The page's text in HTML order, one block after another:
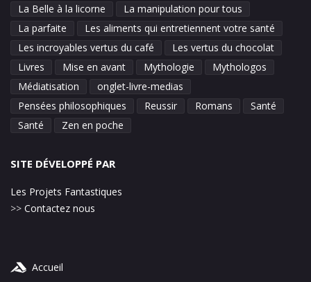
La Belle à la licorne
La manipulation pour tous
La parfaite
Les aliments qui entretiennent votre santé
Les incroyables vertus du café
Les vertus du chocolat
Livres
Mise en avant Mythologie
Mythologos
Médiatisation
onglet-livre-medias
Pensées philosophiques
Reussir Romans
Santé
Santé
Zen en poche
SITE DÉVELOPPÉ PAR
Les Projets Fantastiques
>> Contactez nous
Accueil